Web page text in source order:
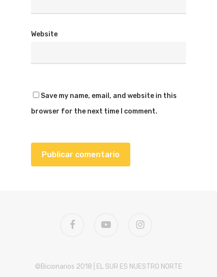
Website
Save my name, email, and website in this
browser for the next time I comment.
©Bicionarios 2018 | EL SUR ES NUESTRO NORTE